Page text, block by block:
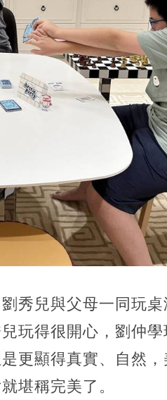
秀兒與父母一同玩桌
玩得很開心，劉仲
更顯得真實、自然，
堪稱完美了。